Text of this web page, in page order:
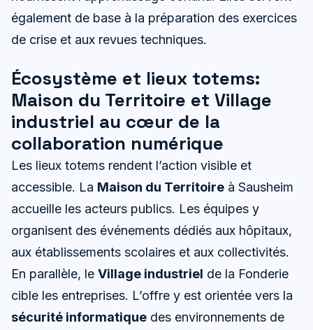
également de base à la préparation des exercices
de crise et aux revues techniques.
Écosystème et lieux totems:
Maison du Territoire et Village
industriel au cœur de la
collaboration numérique
Les lieux totems rendent l’action visible et
accessible. La Maison du Territoire à Sausheim
accueille les acteurs publics. Les équipes y
organisent des événements dédiés aux hôpitaux,
aux établissements scolaires et aux collectivités.
En parallèle, le Village industriel de la Fonderie
cible les entreprises. L’offre y est orientée vers la
sécurité informatique des environnements de